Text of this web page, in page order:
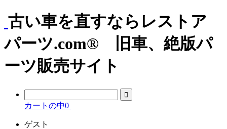
古い車を直すならレストア
パーツ.com® 旧車、絶版パ
ーツ販売サイト
カートの中0
ゲスト